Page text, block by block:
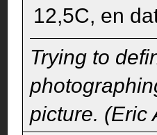
12,5C, en
Trying to
picture. (Eric